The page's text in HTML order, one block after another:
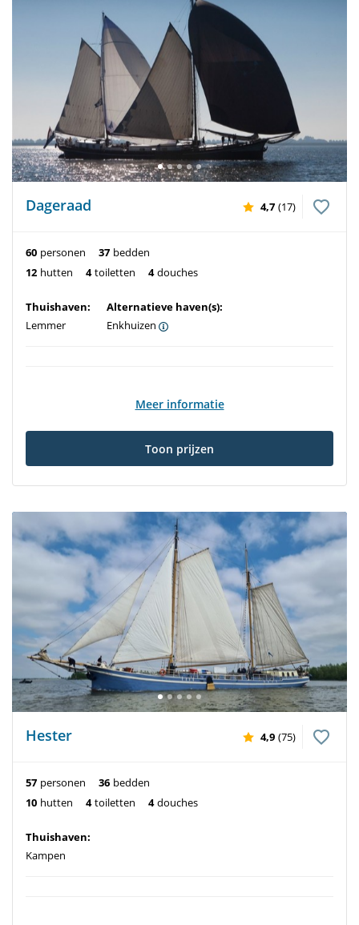
Dageraad 4,7 (17)
60 personen 37 bedden
12 hutten 4 toiletten 4 douches
Thuishaven:
Lemmer
Alternatieve haven(s):
Enkhuizen
Meer informatie
Toon prijzen
Hester 4,9 (75)
57 personen 36 bedden
10 hutten 4 toiletten 4 douches
Thuishaven:
Kampen